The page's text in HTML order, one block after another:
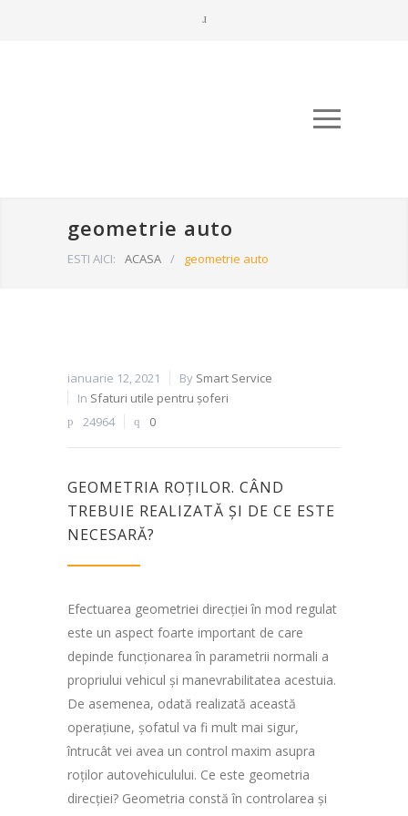
geometrie auto
ESTI AICI: ACASA / geometrie auto
ianuarie 12, 2021 By Smart Service
In Sfaturi utile pentru șoferi
24964
0
GEOMETRIA ROȚILOR. CÂND
TREBUIE REALIZATĂ ȘI DE CE ESTE
NECESARĂ?
Efectuarea geometriei direcției în mod regulat
este un aspect foarte important de care
depinde funcționarea în parametrii normali a
propriului vehicul și manevrabilitatea acestuia.
De asemenea, odată realizată această
operațiune, șofatul va fi mult mai sigur,
întrucât vei avea un control maxim asupra
roților autovehiculului. Ce este geometria
direcției? Geometria constă în controlarea și